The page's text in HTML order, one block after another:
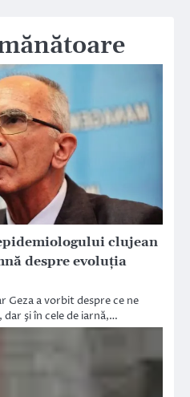
clujean
despre evoluția
Geza a vorbit despre ce ne
şi în cele de iarnă,…